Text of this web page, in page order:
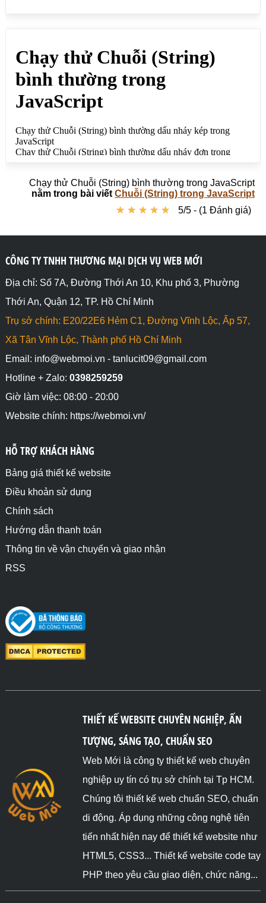
Chạy thử Chuỗi (String) bình thường trong JavaScript
nằm trong bài viết Chuỗi (String) trong JavaScript
★ ★ ★ ★ ★
★ ★ ★ ★ ★ 5/5 - (1 Đánh giá)
CÔNG TY TNHH THƯƠNG MẠI DỊCH VỤ WEB MỚI
Địa chỉ: Số 7A, Đường Thới An 10, Khu phố 3, Phường
Thới An, Quận 12, TP. Hồ Chí Minh
Trụ sở chính: E20/22E6 Hẻm C1, Đường Vĩnh Lộc, Ấp 57,
Xã Tân Vĩnh Lộc, Thành phố Hồ Chí Minh
Email: info@webmoi.vn - tanlucit09@gmail.com
Hotline + Zalo: 0398259259
Giờ làm việc: 08:00 - 20:00
Website chính: https://webmoi.vn/
HỖ TRỢ KHÁCH HÀNG
Bảng giá thiết kế website
Điều khoản sử dụng
Chính sách
Hướng dẫn thanh toán
Thông tin về vận chuyển và giao nhận
RSS
THIẾT KẾ WEBSITE CHUYÊN NGHIỆP, ẤN
TƯỢNG, SÁNG TẠO, CHUẨN SEO
Web Mới là công ty thiết kế web chuyên
nghiệp uy tín có trụ sở chính tại Tp HCM.
Chúng tôi thiết kế web chuẩn SEO, chuẩn
di động. Áp dụng những công nghệ tiên
tiến nhất hiện nay để thiết kế website như
HTML5, CSS3... Thiết kế website code tay
PHP theo yêu cầu giao diện, chức năng...